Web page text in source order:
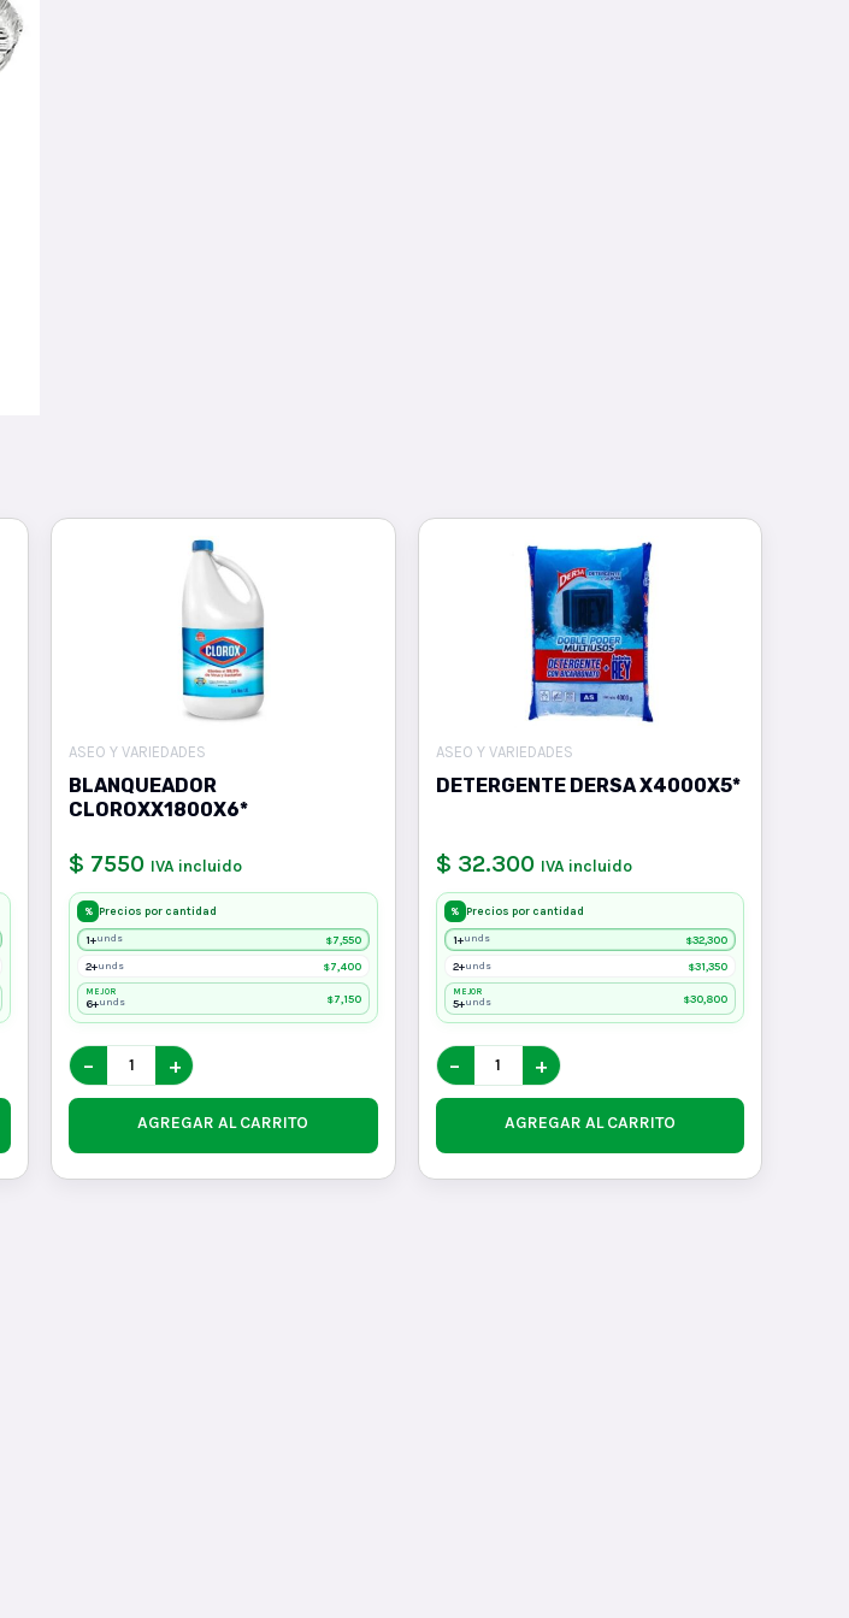
ASEO Y VARIEDADES
BLANQUEADOR
CLOROXX1800X6*
$ 7550 IVA incluido
% Precios por cantidad
1+unds $7,550
2+unds $7,400
MEJOR
6+unds $7,150
− +
AGREGAR AL CARRITO
ASEO Y VARIEDADES
DETERGENTE DERSA X4000X5*
$ 32.300 IVA incluido
% Precios por cantidad
1+unds $32,300
2+unds $31,350
MEJOR
5+unds $30,800
− +
AGREGAR AL CARRITO